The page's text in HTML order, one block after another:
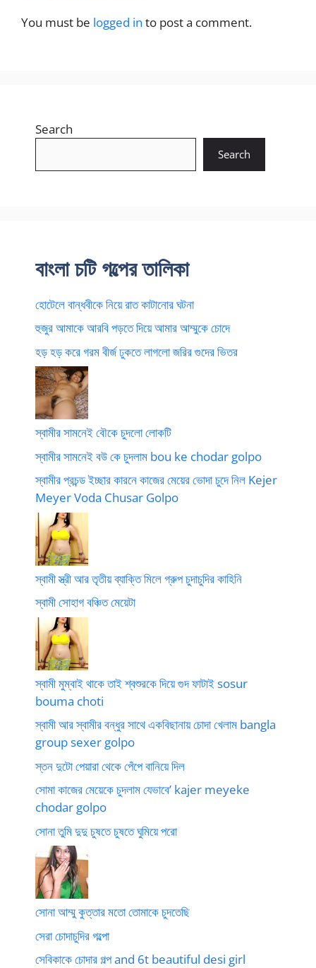
You must be logged in to post a comment.
Search
Search
বাংলা চটি গল্পের তালিকা
হোটেলে বান্ধবীকে নিয়ে রাত কাটানোর ঘটনা
হুজুর আমাকে আরবি পড়তে দিয়ে আমার আম্মুকে চোদে
হড় হড় করে গরম বীর্জ ঢুকতে লাগলো জরির গুদের ভিতর
স্বামীর সামনেই বৌকে চুদলো লোকটি
স্বামীর সামনেই বউ কে চুদলাম bou ke chodar golpo
স্বামীর প্রচন্ড ইচ্ছার কারনে কাজের মেয়ের ভোদা চুদে নিল Kejer
Meyer Voda Chusar Golpo
স্বামী স্ত্রী আর তৃতীয় ব্যাক্তি মিলে গ্রুপ চুদাচুদির কাহিনি
স্বামী সোহাগ বঞ্চিত মেয়েটা
স্বামী মুম্বাই থাকে তাই শ্বশুরকে দিয়ে গুদ ফাটাই sosur
bouma choti
স্বামী আর স্বামীর বন্ধুর সাথে একবিছানায় চোদা খেলাম bangla
group sexer golpo
স্তন দুটো পেয়ারা থেকে পেঁপে বানিয়ে দিল
সোমা কাজের মেয়েকে চুদলাম যেভাবে’ kajer meyeke
chodar golpo
সোনা তুমি দুদু চুষতে চুষতে ঘুমিয়ে পরো
সোনা আম্মু কুত্তার মতো তোমাকে চুদতেছি
সেরা চোদাচুদির গল্পো
সেবিকাকে চোদার গল্প and 6t beautiful desi girl